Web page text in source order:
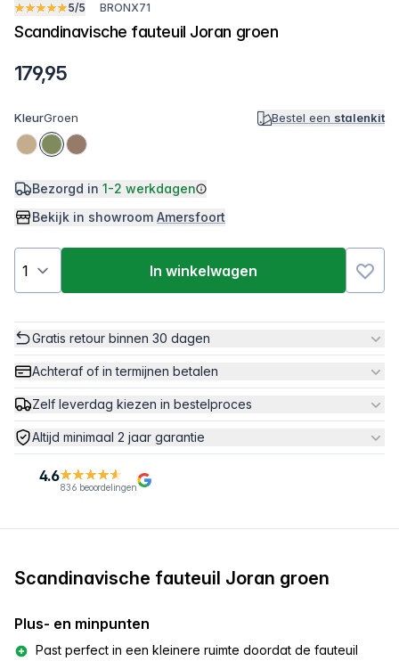
5/5 BRONX71
Scandinavische fauteuil Joran groen
179,95
KleurGroen Bestel een stalenkit
Bezorgd in 1-2 werkdagen
Bekijk in showroom Amersfoort
In winkelwagen
Gratis retour binnen 30 dagen
Achteraf of in termijnen betalen
Zelf leverdag kiezen in bestelproces
Altijd minimaal 2 jaar garantie
4.6
836 beoordelingen
Scandinavische fauteuil Joran groen
Plus- en minpunten
Past perfect in een kleinere ruimte doordat de fauteuil